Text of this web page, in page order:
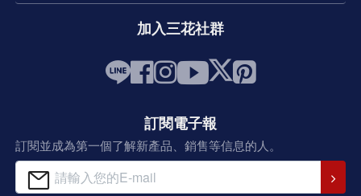
加入三花社群
訂閱電子報
訂閱並成為第一個了解新產品、銷售等信息的人。